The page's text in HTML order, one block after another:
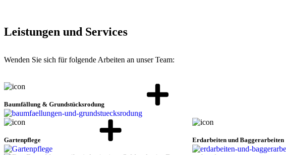
Leistungen und Services
Wenden Sie sich für folgende Arbeiten an unser Team:
Baumfällung & Grundstücksrodung
Gartenpflege Erdarbeiten und Baggerarbeiten